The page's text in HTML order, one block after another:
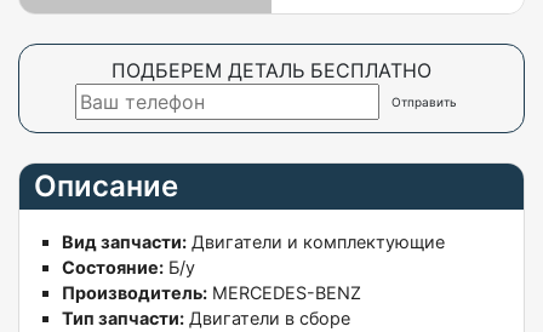
ПОДБЕРЕМ ДЕТАЛЬ БЕСПЛАТНО
Описание
Вид запчасти: Двигатели и комплектующие
Состояние: Б/у
Производитель: MERCEDES-BENZ
Тип запчасти: Двигатели в сборе